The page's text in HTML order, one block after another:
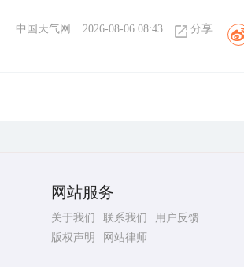
中国天气网 2026-08-06 08:43 分享
网站服务
关于我们 联系我们
用户反馈
版权声明
网站律师